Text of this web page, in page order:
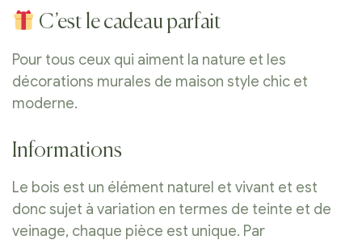
C’est le cadeau parfait
Pour tous ceux qui aiment la nature et les
décorations murales de maison style chic et
moderne.
Informations
Le bois est un élément naturel et vivant et est
donc sujet à variation en termes de teinte et de
veinage, chaque pièce est unique. Par